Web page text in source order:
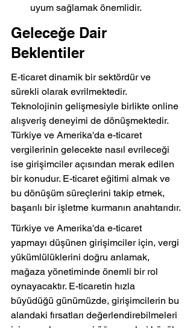
uyum sağlamak önemlidir.
Geleceğe Dair
Beklentiler
E-ticaret dinamik bir sektördür ve
sürekli olarak evrilmektedir.
Teknolojinin gelişmesiyle birlikte online
alışveriş deneyimi de dönüşmektedir.
Türkiye ve Amerika'da e-ticaret
vergilerinin gelecekte nasıl evrileceği
ise girişimciler açısından merak edilen
bir konudur. E-ticaret eğitimi almak ve
bu dönüşüm süreçlerini takip etmek,
başarılı bir işletme kurmanın anahtarıdır.
Türkiye ve Amerika'da e-ticaret
yapmayı düşünen girişimciler için, vergi
yükümlülüklerini doğru anlamak,
mağaza yönetiminde önemli bir rol
oynayacaktır. E-ticaretin hızla
büyüdüğü günümüzde, girişimcilerin bu
alandaki fırsatları değerlendirebilmeleri